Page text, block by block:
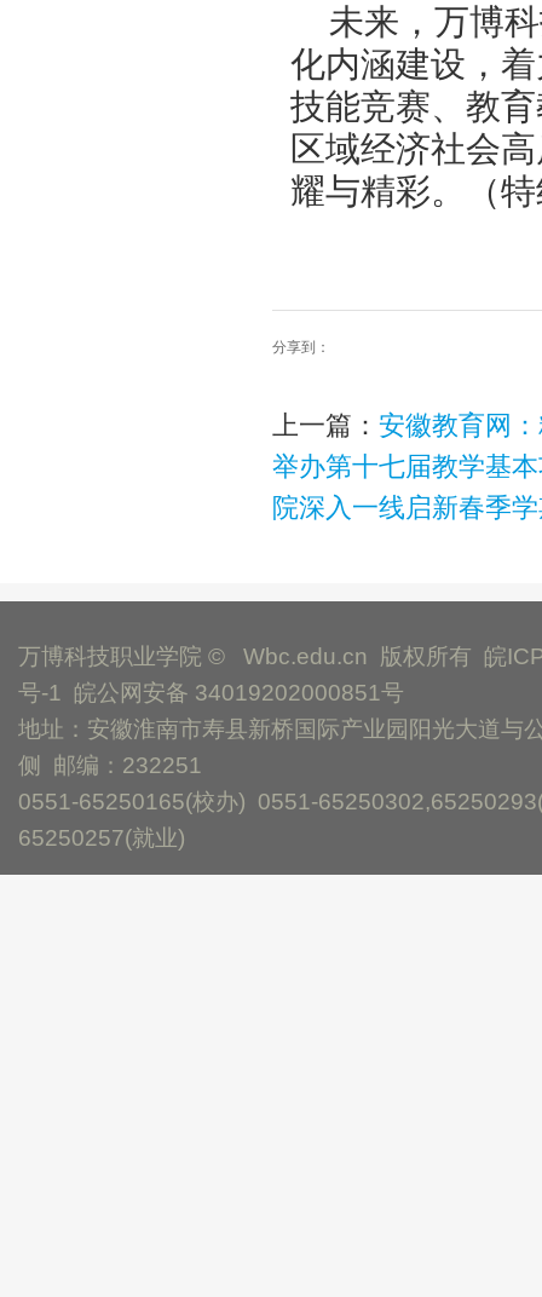
未来，万博
化内涵建设，
技能竞赛、教
区域经济社会
耀与精彩。（
分享到：
上一篇：安徽教育网
举办第十七届教学基
院深入一线启新春季
万博科技职业学院 © Wbc.edu.cn 版权所有 皖
号-1
皖公网安备 34019202000851号
地址：安徽淮南市寿县新桥国际产业园阳光大道与
侧 邮编：232251
0551-65250165(校办) 0551-
65250257(就业)